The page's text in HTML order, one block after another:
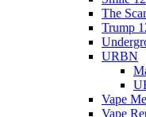
The
Trump
URBN
Vape
Vape